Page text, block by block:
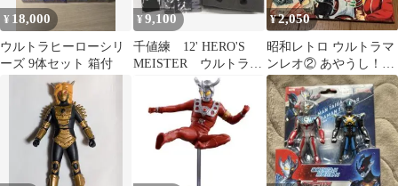
¥ 18,000
ウルトラヒーローシリ
ーズ 9体セット 箱付
¥9,100
千値練 12' HERO'S
MEISTER ウルトラマ
¥2,050
昭和レトロ ウルトラマ
ンレオ② あやうし！レ
オ！ テレビ絵本 当時物
円谷プロ